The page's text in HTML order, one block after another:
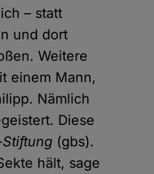
– statt
und dort
Weitere
einem Mann,
Nämlich
Diese
(gbs).
hält, sage